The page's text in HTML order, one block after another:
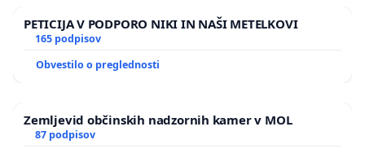
PETICIJA V PODPORO NIKI IN NAŠI METELKOVI
165 podpisov
Obvestilo o preglednosti
Zemljevid občinskih nadzornih kamer v MOL
87 podpisov